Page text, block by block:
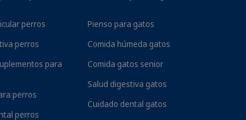
perros
perros
para
perros
perros
Pienso para gatos
Comida húmeda gatos
Comida gatos senior
Salud digestiva gatos
Cuidado dental gatos